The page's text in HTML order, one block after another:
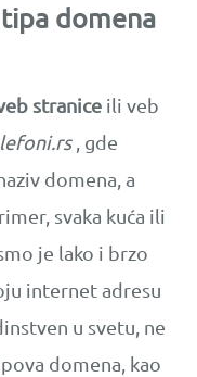
domena
stranice ili veb
, gde
domena, a
svaka kuća ili
je lako i brzo
internet adresu
u svetu, ne
domena, kao